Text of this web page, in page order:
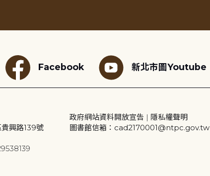
Facebook 新北市圖Youtube
興路139號
政府網站資料開放宣告 | 隱私權聲明
圖書館信箱：cad2170001@ntpc.gov.tw